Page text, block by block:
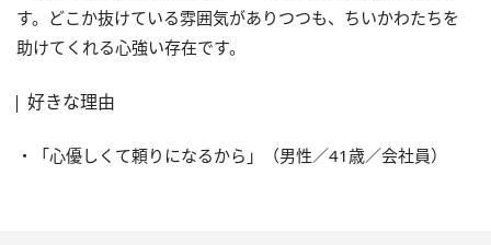
す。どこか抜けている雰囲気がありつつも、ちいかわたちを
助けてくれる心強い存在です。
好きな理由
・「心優しくて頼りになるから」（男性／41歳／会社員）